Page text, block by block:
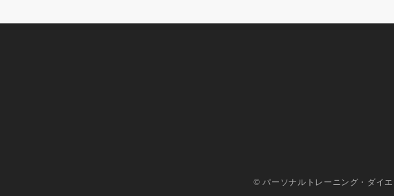
© パーソナルトレーニング・ダイ